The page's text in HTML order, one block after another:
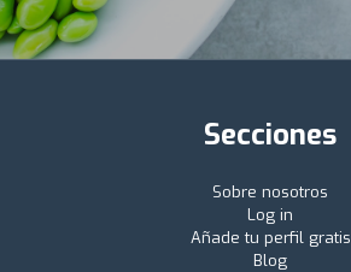
Secciones
Sobre nosotros
Log in
Añade tu perfil gratis
Blog